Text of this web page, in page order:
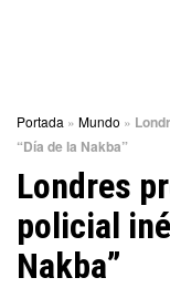
Portada » Mundo »
“Día de la Nakba”
Londres
policial
Nakba”